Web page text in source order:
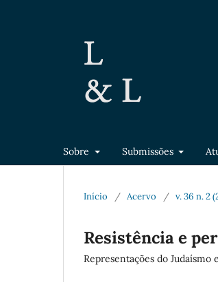
Sobre Submissões
Início / Acervo / v. 36 n. 2
Resistência e
Representações do